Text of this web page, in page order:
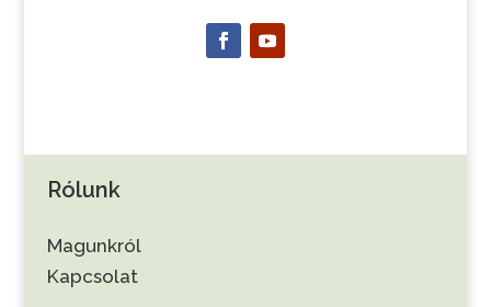
Rólunk
Magunkról
Kapcsolat